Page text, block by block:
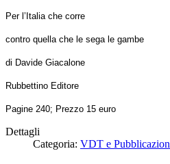
Per l’Italia che corre
contro quella che le sega le gambe
di Davide Giacalone
Rubbettino Editore
Pagine 240; Prezzo 15 euro
Dettagli
Categoria: VDT e